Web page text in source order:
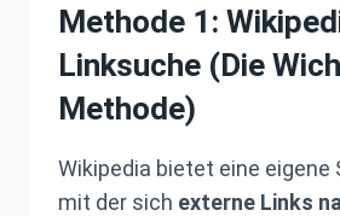
Methode 1:
Linksuche (die
Methode)
Wikipedia bietet eine eigene
mit der sich externe Links